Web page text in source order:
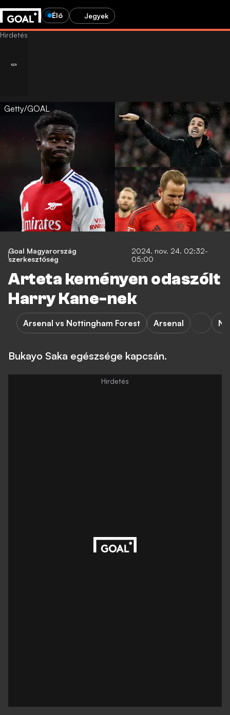
Élő Jegyek
Getty/GOAL
Goal Magyarország
szerkesztőség
2024. nov. 24. 02:32-
05:00
Arteta keményen odaszólt
Harry Kane-nek
Arsenal vs Nottingham Forest Arsenal
Bukayo Saka egészsége kapcsán.